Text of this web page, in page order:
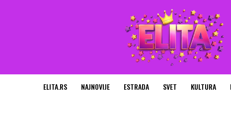
ELITA.RS NAJNOVIJE ESTRADA SVET KULTURA